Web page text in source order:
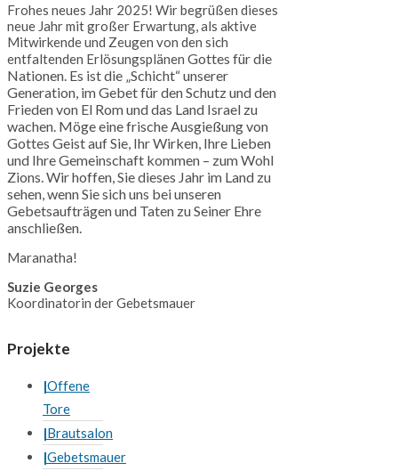
Projekte
Offene
Tore
Brautsalon
Gebetsmauer
Frohes neues Jahr 2025! Wir begrüßen dieses
neue Jahr mit großer Erwartung, als aktive
Mitwirkende und Zeugen von den sich
entfaltenden Erlösungsplänen Gottes für die
Nationen. Es ist die „Schicht“ unserer
Generation, im Gebet für den Schutz und den
Frieden von El Rom und das Land Israel zu
wachen. Möge eine frische Ausgießung von
Gottes Geist auf Sie, Ihr Wirken, Ihre Lieben
und Ihre Gemeinschaft kommen – zum Wohl
Zions. Wir hoffen, Sie dieses Jahr im Land zu
sehen, wenn Sie sich uns bei unseren
Gebetsaufträgen und Taten zu Seiner Ehre
anschließen.
Maranatha!
Suzie Georges
Koordinatorin der Gebetsmauer